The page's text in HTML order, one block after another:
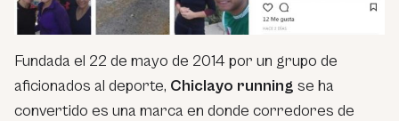
Fundada el 22 de mayo de 2014 por un grupo de
aficionados al deporte, Chiclayo running se ha
convertido es una marca en donde corredores de